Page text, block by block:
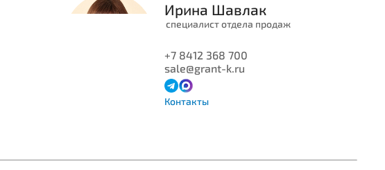
Ирина Шавлак
специалист отдела продаж
+7 8412 368 700
sale@grant-k.ru
Контакты